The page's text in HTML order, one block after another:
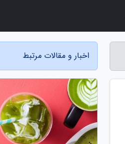
اخبار و مقالات مرتبط